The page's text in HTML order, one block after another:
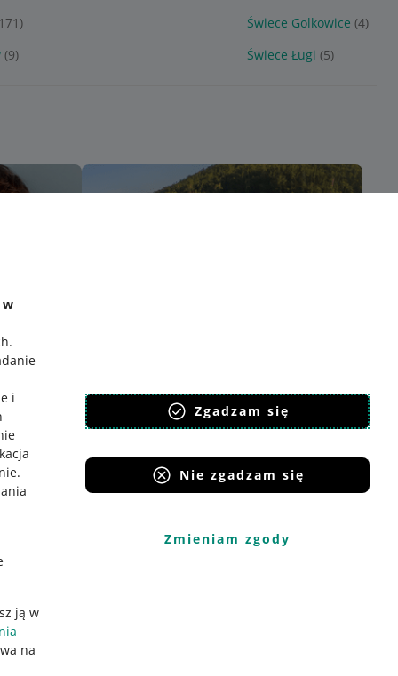
w
.
i
.
ją w
na
Zgadzam się
Nie zgadzam się
Zmieniam zgody
Świece Golkowice (4)
(9) Świece Ługi (5)